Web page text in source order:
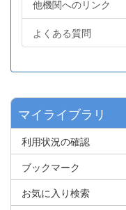
他機関へのリンク
よくある質問
マイライブラリ
利用状況の確認
ブックマーク
お気に入り検索